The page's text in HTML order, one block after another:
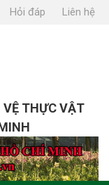
Hỏi đáp Liên hệ
VỆ THỰC VẬT